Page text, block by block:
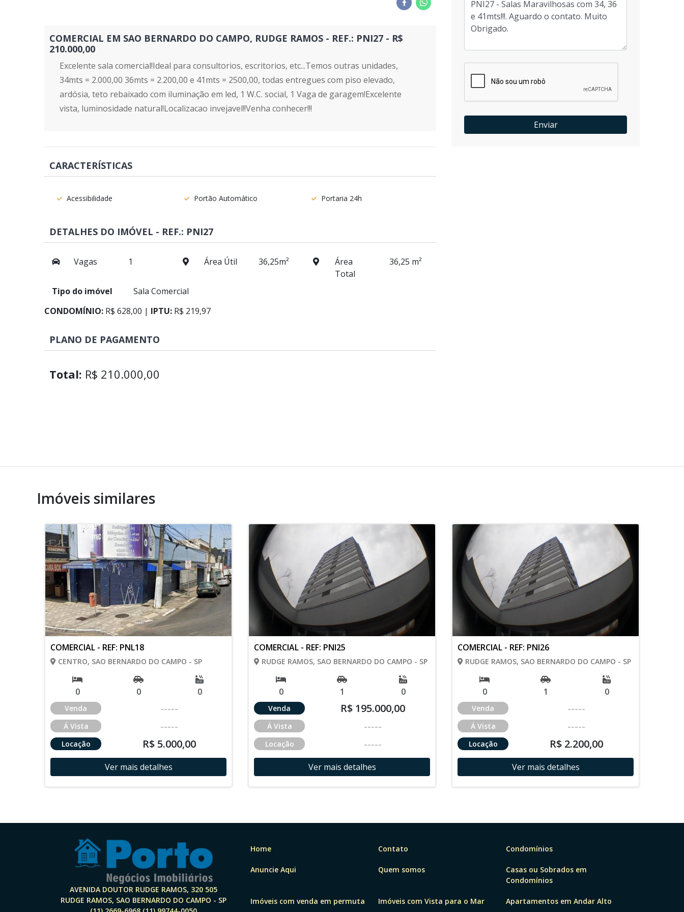
COMERCIAL EM SAO BERNARDO DO CAMPO, RUDGE RAMOS - REF.: PNI27 - R$
210.000,00
Excelente sala comercial!Ideal para consultorios, escritorios, etc...Temos outras unidades,
34mts = 2.000,00 36mts = 2.200,00 e 41mts = 2500,00, todas entregues com piso elevado,
ardósia, teto rebaixado com iluminação em led, 1 W.C. social, 1 Vaga de garagem!Excelente
vista, luminosidade natural!Localizacao invejavel!!Venha conhecer!!!
CARACTERÍSTICAS
Acessibilidade Portão Automático Portaria 24h
DETALHES DO IMÓVEL - REF.: PNI27
Vagas 1 Área Útil 36,25m²
Área
Total
36,25 m²
Tipo do imóvel
Sala Comercial
CONDOMÍNIO: R$ 628,00 | IPTU: R$ 219,97
PLANO DE PAGAMENTO
Total: R$ 210.000,00
Enviar
Imóveis similares
COMERCIAL - REF: PNL18
CENTRO, SAO BERNARDO DO CAMPO - SP
0 0 0
Venda -----
Á Vista -----
Locação R$ 5.000,00
Ver mais detalhes
COMERCIAL - REF: PNI25
RUDGE RAMOS, SAO BERNARDO DO CAMPO - SP
0 1 0
Venda R$ 195.000,00
Á Vista -----
Locação -----
Ver mais detalhes
COMERCIAL - REF: PNI26
RUDGE RAMOS, SAO BERNARDO DO CAMPO - SP
0 1 0
Venda -----
Á Vista -----
Locação R$ 2.200,00
Ver mais detalhes
AVENIDA DOUTOR RUDGE RAMOS, 320 505
RUDGE RAMOS, SAO BERNARDO DO CAMPO - SP
Home Contato Condomínios
Anuncie Aqui Quem somos
Casas ou Sobrados em
Condomínios
Imóveis com venda em permuta Imóveis com Vista para o Mar Apartamentos em Andar Alto